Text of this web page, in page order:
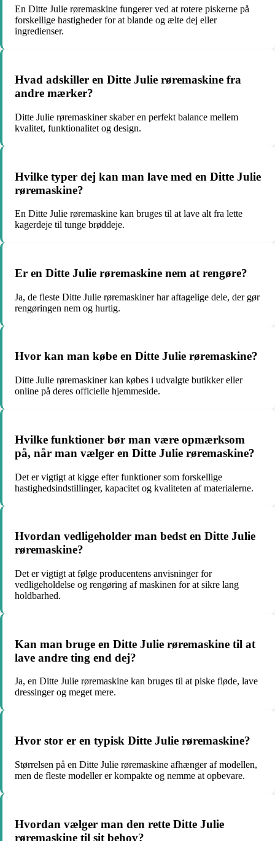
En Ditte Julie røremaskine fungerer ved at rotere piskerne på
forskellige hastigheder for at blande og ælte dej eller
ingredienser.
Hvad adskiller en Ditte Julie røremaskine fra
andre mærker?
Ditte Julie røremaskiner skaber en perfekt balance mellem
kvalitet, funktionalitet og design.
Hvilke typer dej kan man lave med en Ditte Julie
røremaskine?
En Ditte Julie røremaskine kan bruges til at lave alt fra lette
kagerdeje til tunge brøddeje.
Er en Ditte Julie røremaskine nem at rengøre?
Ja, de fleste Ditte Julie røremaskiner har aftagelige dele, der gør
rengøringen nem og hurtig.
Hvor kan man købe en Ditte Julie røremaskine?
Ditte Julie røremaskiner kan købes i udvalgte butikker eller
online på deres officielle hjemmeside.
Hvilke funktioner bør man være opmærksom
på, når man vælger en Ditte Julie røremaskine?
Det er vigtigt at kigge efter funktioner som forskellige
hastighedsindstillinger, kapacitet og kvaliteten af materialerne.
Hvordan vedligeholder man bedst en Ditte Julie
røremaskine?
Det er vigtigt at følge producentens anvisninger for
vedligeholdelse og rengøring af maskinen for at sikre lang
holdbarhed.
Kan man bruge en Ditte Julie røremaskine til at
lave andre ting end dej?
Ja, en Ditte Julie røremaskine kan bruges til at piske fløde, lave
dressinger og meget mere.
Hvor stor er en typisk Ditte Julie røremaskine?
Størrelsen på en Ditte Julie røremaskine afhænger af modellen,
men de fleste modeller er kompakte og nemme at opbevare.
Hvordan vælger man den rette Ditte Julie
røremaskine til sit behov?